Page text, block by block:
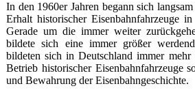
In den 1960er Jahren begann sich
Erhalt historischer Eisenbahnfahrzeuge
Gerade um die immer weiter
bildete sich eine immer größer
bildeten sich in Deutschland immer
Betrieb historischer Eisenbahnfahrzeuge
und Bewahrung der Eisenbahngeschichte.